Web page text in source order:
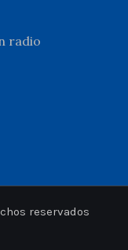
radio
reservados